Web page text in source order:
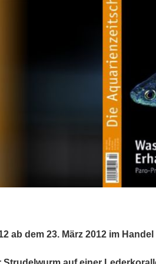
ab dem 23. März 2012 im Handel